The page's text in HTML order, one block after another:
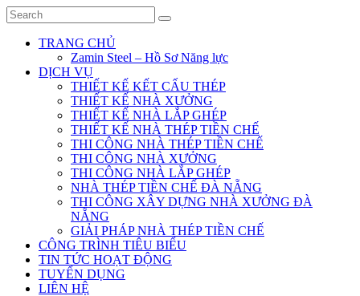
TRANG CHỦ
Zamin Steel – Hồ Sơ Năng lực
DỊCH VỤ
THIẾT KẾ KẾT CẤU THÉP
THIẾT KẾ NHÀ XƯỞNG
THIẾT KẾ NHÀ LẮP GHÉP
THIẾT KẾ NHÀ THÉP TIỀN CHẾ
THI CÔNG NHÀ THÉP TIỀN CHẾ
THI CÔNG NHÀ XƯỞNG
THI CÔNG NHÀ LẮP GHÉP
NHÀ THÉP TIỀN CHẾ ĐÀ NẴNG
THI CÔNG XÂY DỰNG NHÀ XƯỞNG ĐÀ
NẴNG
GIẢI PHÁP NHÀ THÉP TIỀN CHẾ
CÔNG TRÌNH TIÊU BIỂU
TIN TỨC HOẠT ĐỘNG
TUYỂN DỤNG
LIÊN HỆ